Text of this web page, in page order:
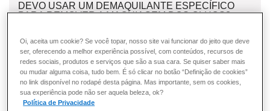
DESODORANTE
ESMALTE
FRAGRÂNCIA
PELE
DEVO USAR UM DEMAQUILANTE ESPECÍFICO
PARA REMOVER A MAQUIAGEM DOS OLHOS?
A região dos olhos é muito sensível, por isso, para evitar
irritações ou ardência, o ideal é sempre escolher produtos
adequados para essa região da face.E a m...
Veja mais
Oi, aceita um cookie? Se você topar, nosso site vai funcionar do jeito que deve
ser, oferecendo a melhor experiência possível, com conteúdos, recursos de
redes sociais, produtos e serviços que são a sua cara. Se quiser saber mais
ou mudar alguma coisa, tudo bem. É só clicar no botão “Definição de cookies”
no link disponível no rodapé desta página. Mas importante, sem os cookies,
sua experiência pode não ser aquela beleza, ok?
Política de Privacidade